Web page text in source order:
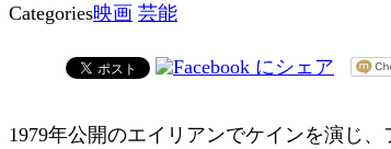
Categories映画 芸能
1979年公開のエイリアンでケインを演じ